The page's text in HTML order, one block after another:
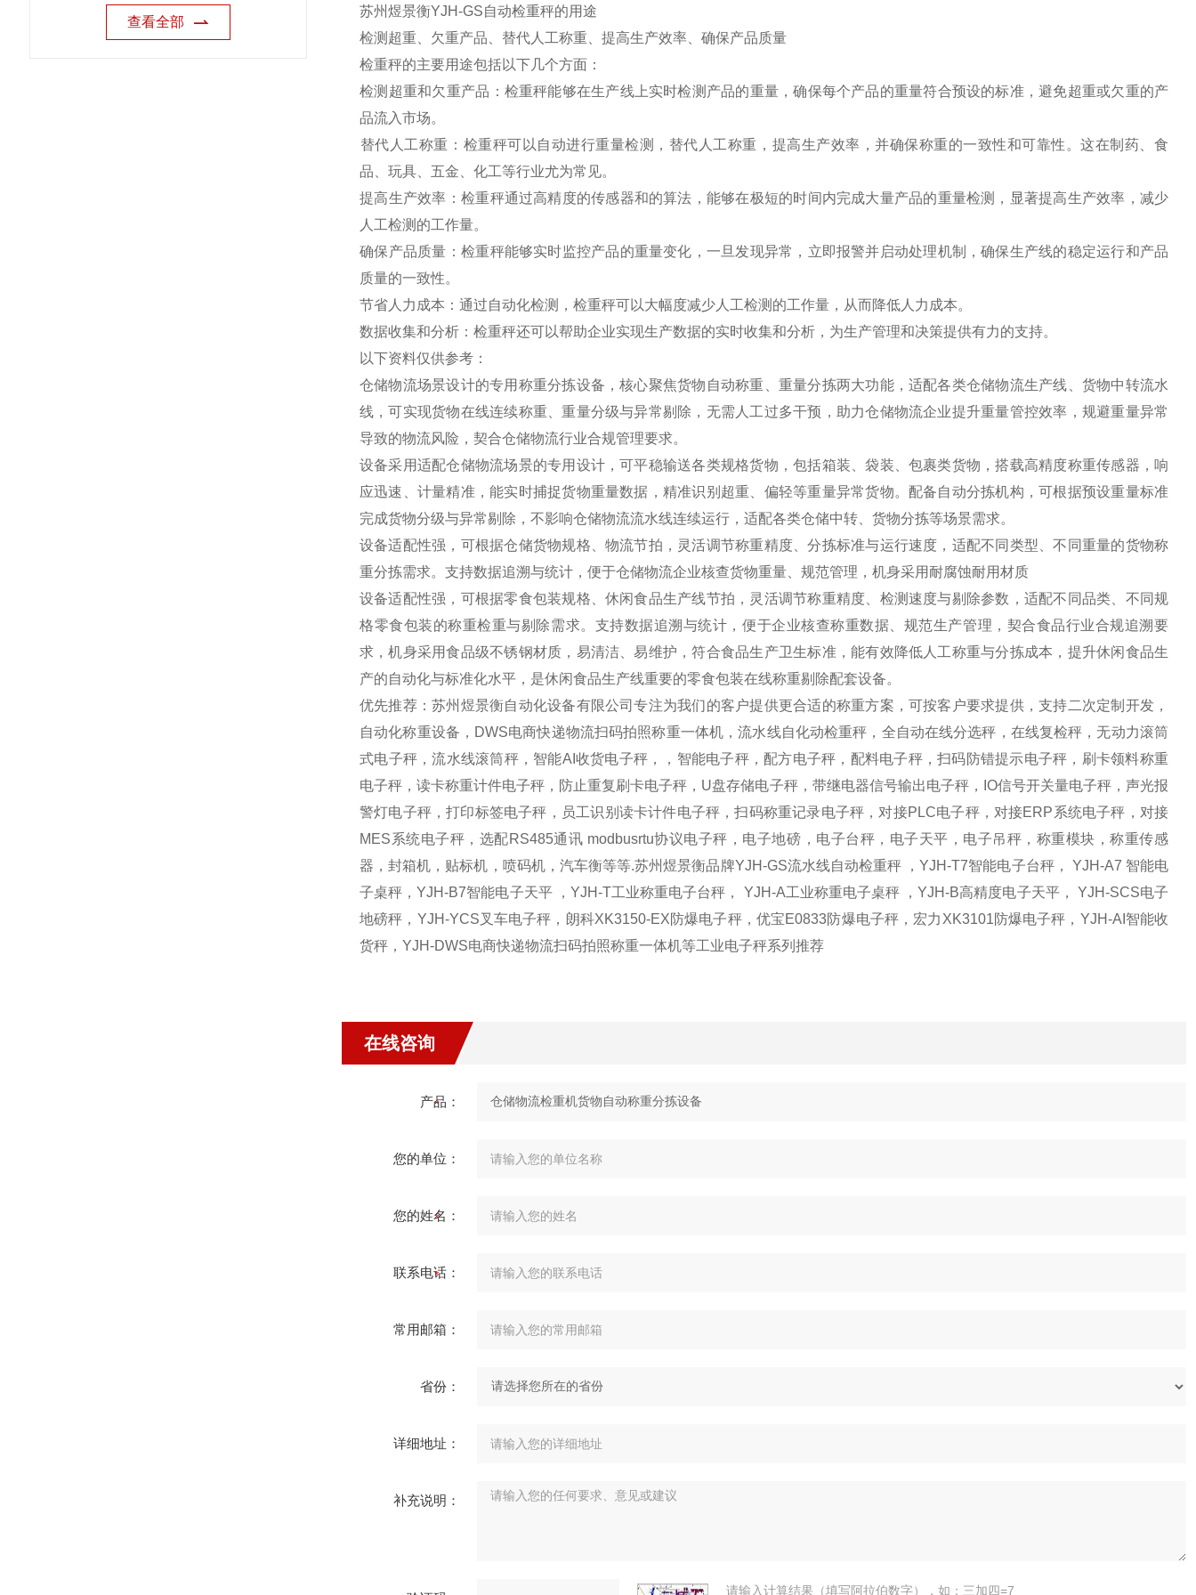
查看全部
苏州煜景衡YJH-GS自动检重秤的用途
检测超重、欠重产品、替代人工称重、提高生产效率、确保产品质量
‌检重秤的主要用途包括以下几个方面‌：
‌检测超重和欠重产品‌：检重秤能够在生产线上实时检测产品的重量，确保每个产品的重量符合预设的标准，避免超重或欠重的产
品流入市场。
‌替代人工称重‌：检重秤可以自动进行重量检测，替代人工称重，提高生产效率，并确保称重的一致性和可靠性。这在制药、食
品、玩具、五金、化工等行业尤为常见‌。
‌提高生产效率‌：检重秤通过高精度的传感器和的算法，能够在极短的时间内完成大量产品的重量检测，显著提高生产效率，减少
人工检测的工作量‌。
‌确保产品质量‌：检重秤能够实时监控产品的重量变化，一旦发现异常，立即报警并启动处理机制，确保生产线的稳定运行和产品
质量的一致性‌。
‌节省人力成本‌：通过自动化检测，检重秤可以大幅度减少人工检测的工作量，从而降低人力成本‌。
‌数据收集和分析‌：检重秤还可以帮助企业实现生产数据的实时收集和分析，为生产管理和决策提供有力的支持‌。
以下资料仅供参考：
仓储物流场景设计的专用称重分拣设备，核心聚焦货物自动称重、重量分拣两大功能，适配各类仓储物流生产线、货物中转流水
线，可实现货物在线连续称重、重量分级与异常剔除，无需人工过多干预，助力仓储物流企业提升重量管控效率，规避重量异常
导致的物流风险，契合仓储物流行业合规管理要求。
设备采用适配仓储物流场景的专用设计，可平稳输送各类规格货物，包括箱装、袋装、包裹类货物，搭载高精度称重传感器，响
应迅速、计量精准，能实时捕捉货物重量数据，精准识别超重、偏轻等重量异常货物。配备自动分拣机构，可根据预设重量标准
完成货物分级与异常剔除，不影响仓储物流流水线连续运行，适配各类仓储中转、货物分拣等场景需求。
设备适配性强，可根据仓储货物规格、物流节拍，灵活调节称重精度、分拣标准与运行速度，适配不同类型、不同重量的货物称
重分拣需求。支持数据追溯与统计，便于仓储物流企业核查货物重量、规范管理，机身采用耐腐蚀耐用材质
设备适配性强，可根据零食包装规格、休闲食品生产线节拍，灵活调节称重精度、检测速度与剔除参数，适配不同品类、不同规
格零食包装的称重检重与剔除需求。支持数据追溯与统计，便于企业核查称重数据、规范生产管理，契合食品行业合规追溯要
求，机身采用食品级不锈钢材质，易清洁、易维护，符合食品生产卫生标准，能有效降低人工称重与分拣成本，提升休闲食品生
产的自动化与标准化水平，是休闲食品生产线重要的零食包装在线称重剔除配套设备。
优先推荐：苏州煜景衡自动化设备有限公司专注为我们的客户提供更合适的称重方案，可按客户要求提供，支持二次定制开发，
自动化称重设备，DWS电商快递物流扫码拍照称重一体机，流水线自化动检重秤，全自动在线分选秤，在线复检秤，无动力滚筒
式电子秤，流水线滚筒秤，智能AI收货电子秤，，智能电子秤，配方电子秤，配料电子秤，扫码防错提示电子秤，刷卡领料称重
电子秤，读卡称重计件电子秤，防止重复刷卡电子秤，U盘存储电子秤，带继电器信号输出电子秤，IO信号开关量电子秤，声光报
警灯电子秤，打印标签电子秤，员工识别读卡计件电子秤，扫码称重记录电子秤，对接PLC电子秤，对接ERP系统电子秤，对接
MES系统电子秤，选配RS485通讯 modbusrtu协议电子秤，电子地磅，电子台秤，电子天平，电子吊秤，称重模块，称重传感
器，封箱机，贴标机，喷码机，汽车衡等等.苏州煜景衡品牌YJH-GS流水线自动检重秤 ，YJH-T7智能电子台秤， YJH-A7 智能电
子桌秤，YJH-B7智能电子天平 ，YJH-T工业称重电子台秤， YJH-A工业称重电子桌秤 ，YJH-B高精度电子天平， YJH-SCS电子
地磅秤，YJH-YCS叉车电子秤，朗科XK3150-EX防爆电子秤，优宝E0833防爆电子秤，宏力XK3101防爆电子秤，YJH-AI智能收
货秤，YJH-DWS电商快递物流扫码拍照称重一体机等工业电子秤系列推荐
在线咨询
产品：
您的单位：
您的姓名：
联系电话：
常用邮箱：
省份：
详细地址：
补充说明：
请输入计算结果（填写阿拉伯数字），如：三加四=7